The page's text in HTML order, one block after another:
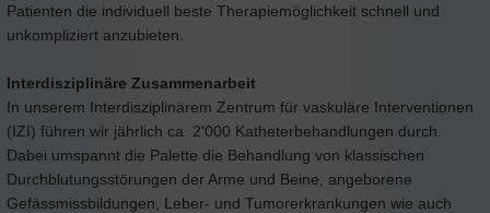
Patienten die individuell beste Therapiemöglichkeit schnell und
unkompliziert anzubieten.
Interdisziplinäre Zusammenarbeit
In unserem Interdisziplinärem Zentrum für vaskuläre Interventionen
(IZI) führen wir jährlich ca. 2'000 Katheterbehandlungen durch.
Dabei umspannt die Palette die Behandlung von klassischen
Durchblutungsstörungen der Arme und Beine, angeborene
Gefässmissbildungen, Leber- und Tumorerkrankungen wie auch